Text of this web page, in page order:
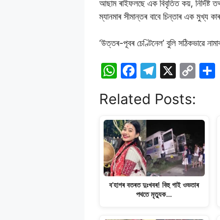
আছাম ৰাইফলছে এক বিবৃতিত কয়, নিৰ্দিষ্ট
ম্যানমাৰ সীমান্তৰ বাবে চিন্তাৰ এক মুখ্য
‘উত্তৰ-পূবৰ চেণ্টিনেল’ বুলি সঠিকভাৱে
W
at
s
A
p
p
F
c
e
b
o
o
k
T
e
gr
a
m
X
C
y
n
k
Related Posts:
ব’হাগৰ বতৰত দুঃখবৰ! বিহু গাই ওভতাৰ
পথতে মৃত্যুক…